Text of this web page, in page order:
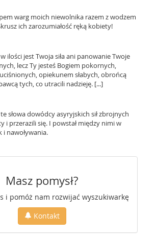
warg moich niewolnika razem z wodzem
ich zarozumiałość ręką kobiety!
ilości jest Twoja siła ani panowanie Twoje
lecz Ty jesteś Bogiem pokornych,
opiekunem słabych, obrońcą
tych, co utracili nadzieję. [...]
te słowa dowódcy asyryjskich sił zbrojnych
i przerazili się. I powstał między nimi w
nawoływania.
Masz pomysł?
i pomóż nam rozwijać wyszukiwarkę
Kontakt